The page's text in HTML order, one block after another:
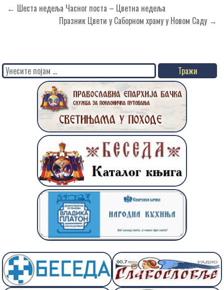
Кретање
← Шеста недеља Часног поста – Цветна недеља
Празник Цвети у Саборном храму у Новом Саду →
Search
for: